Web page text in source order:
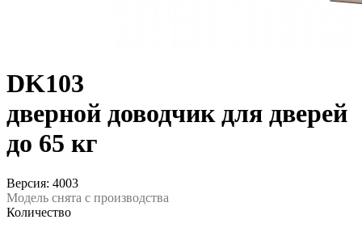
DK103
дверной доводчик для дверей
до 65 кг
Версия: 4003
Модель снята с производства
Количество